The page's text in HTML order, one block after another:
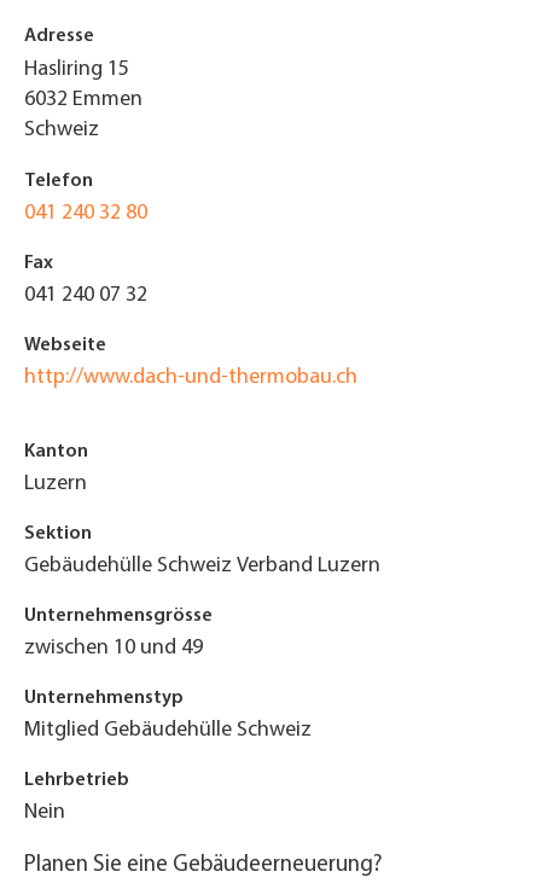
Adresse
Hasliring 15
6032 Emmen
Schweiz
Telefon
041 240 32 80
Fax
041 240 07 32
Webseite
http://www.dach-und-thermobau.ch
Kanton
Luzern
Sektion
Gebäudehülle Schweiz Verband Luzern
Unternehmensgrösse
zwischen 10 und 49
Unternehmenstyp
Mitglied Gebäudehülle Schweiz
Lehrbetrieb
Nein
Planen Sie eine Gebäudeerneuerung?